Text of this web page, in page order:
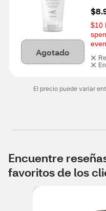
Agotado
$10
El precio puede variar
Encuentre
favoritos de los